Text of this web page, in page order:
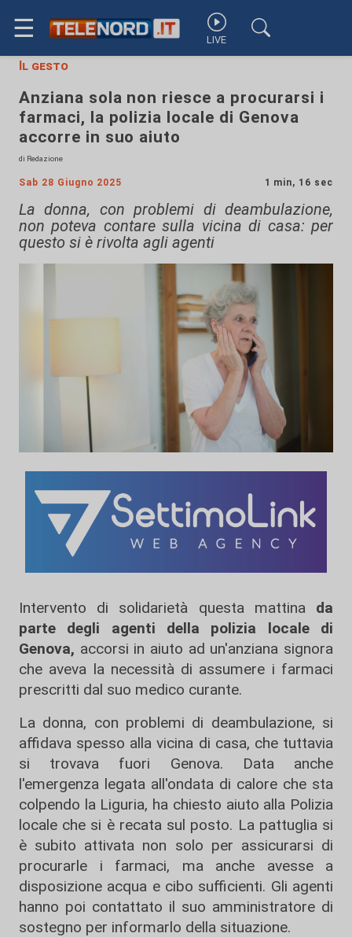
☰ LIVE
Il gesto
Anziana sola non riesce a procurarsi i
farmaci, la polizia locale di Genova
accorre in suo aiuto
di Redazione
Sab 28 Giugno 2025 1 min, 16 sec
La donna, con problemi di deambulazione,
non poteva contare sulla vicina di casa: per
questo si è rivolta agli agenti
Intervento di solidarietà questa mattina da
parte degli agenti della polizia locale di
Genova, accorsi in aiuto ad un'anziana signora
che aveva la necessità di assumere i farmaci
prescritti dal suo medico curante.
La donna, con problemi di deambulazione, si
affidava spesso alla vicina di casa, che tuttavia
si trovava fuori Genova. Data anche
l'emergenza legata all'ondata di calore che sta
colpendo la Liguria, ha chiesto aiuto alla Polizia
locale che si è recata sul posto. La pattuglia si
è subito attivata non solo per assicurarsi di
procurarle i farmaci, ma anche avesse a
disposizione acqua e cibo sufficienti. Gli agenti
hanno poi contattato il suo amministratore di
sostegno per informarlo della situazione.